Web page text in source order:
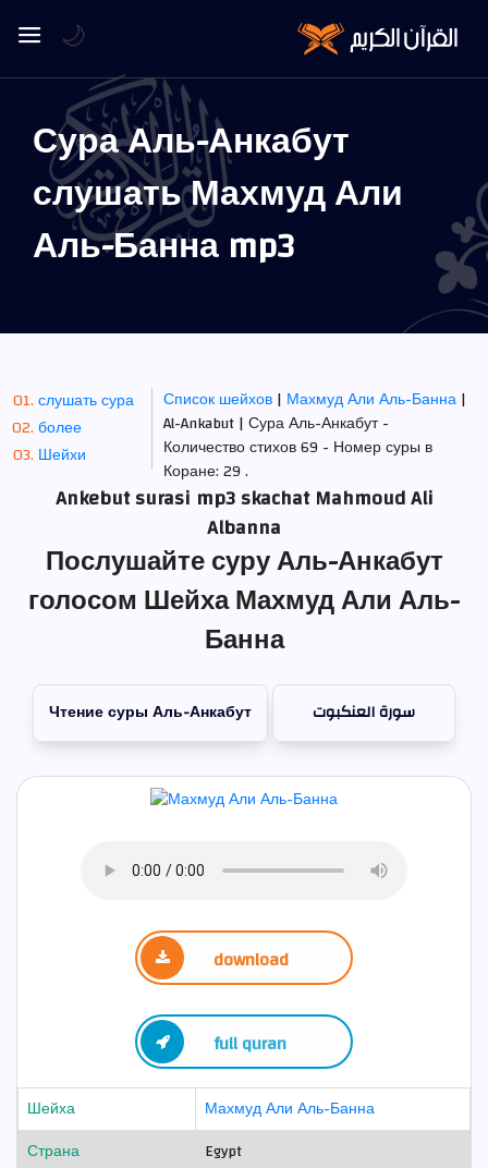
Сура Аль-Анкабут
слушать Махмуд Али
Аль-Банна mp3
слушать сура
более
Шейхи
Список шейхов| Махмуд Али Аль-Банна|
Al-Ankabut | Сура Аль-Анкабут -
Количество стихов 69 - Номер суры в
Коране: 29 .
Ankebut surasi mp3 skachat Mahmoud Ali
Albanna
Послушайте суру Аль-Анкабут
голосом Шейха Махмуд Али Аль-
Банна
Чтение суры Аль-Анкабут سورة العنكبوت
download
full quran
Шейха
Махмуд Али Аль-Банна
Страна
Egypt
🌙